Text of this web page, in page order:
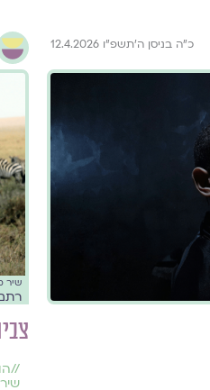
כ״ה בניסן ה׳תשפ״ו 12.4.2026
שיר
//